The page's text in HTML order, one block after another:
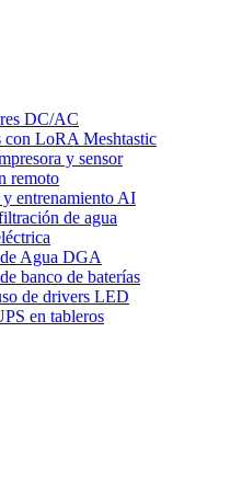
DC/AC
con LoRA Meshtastic
y sensor
remoto
entrenamiento AI
de agua
Agua DGA
banco de baterías
de drivers LED
en tableros